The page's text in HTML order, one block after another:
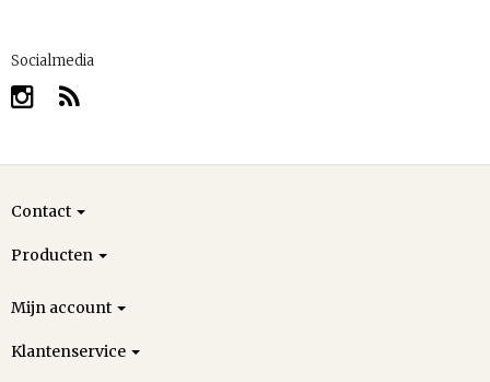
Socialmedia
Contact
Producten
Mijn account
Klantenservice